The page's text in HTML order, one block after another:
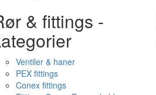
& fittings -
Ventiler & haner
PEX fittings
Conex fittings